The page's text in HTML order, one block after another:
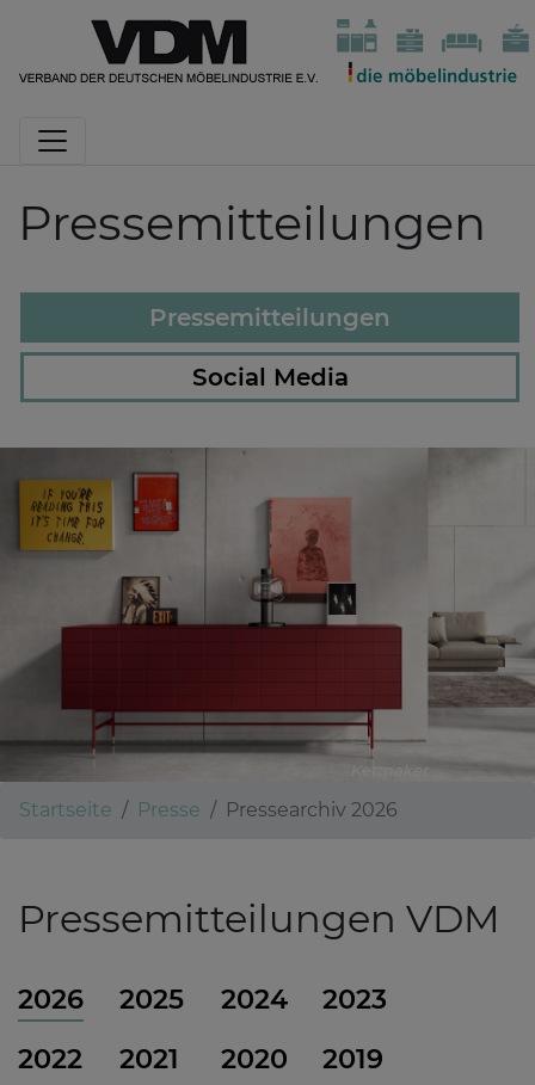
Pressemitteilungen
Pressemitteilungen
Social Media
Kettnaker
Startseite Presse Pressearchiv 2026
Pressemitteilungen VDM
2026 2025 2024
2023
2022
2021 2020
2019